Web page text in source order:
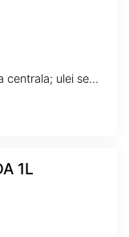
Tip produs: ulei hidraulic; ulei hidraulica centrala; ulei servodirectie
1L